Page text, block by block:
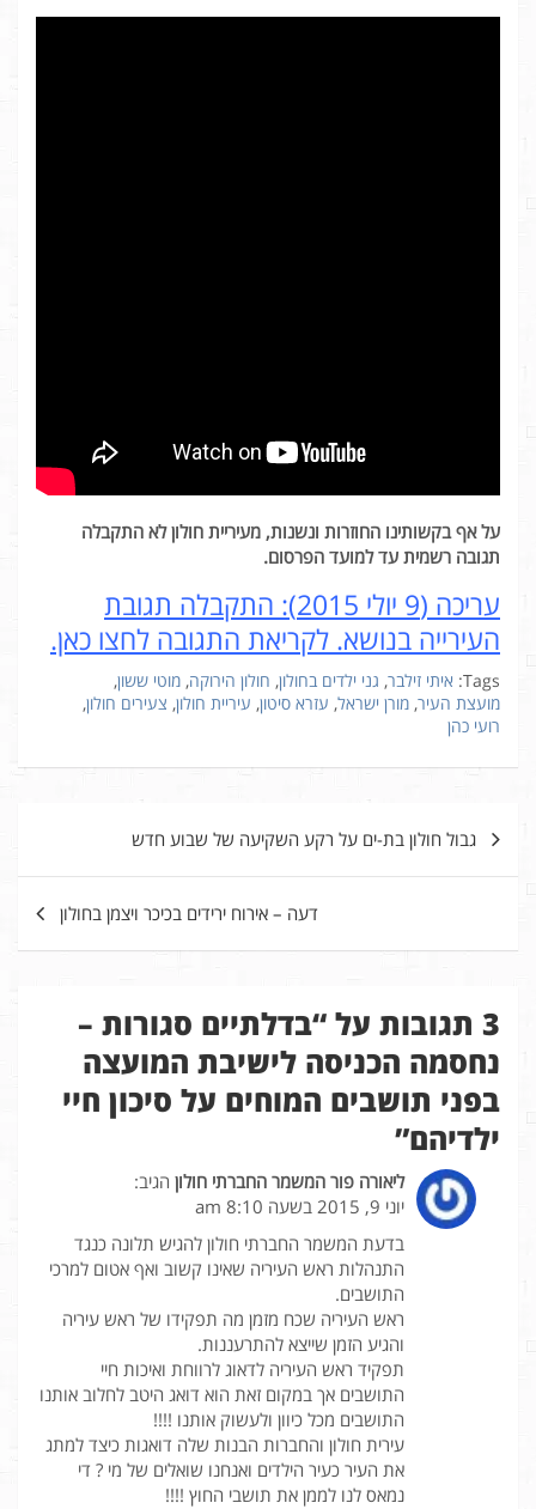
על אף בקשותינו החוזרות ונשנות, מעיריית חולון לא התקבלה
תגובה רשמית עד למועד הפרסום.
עריכה (9 יולי 2015): התקבלה תגובת
העירייה בנושא. לקריאת התגובה לחצו כאן.
Tags: איתי זילבר, גני ילדים בחולון, חולון הירוקה, מוטי ששון,
מועצת העיר, מורן ישראל, עזרא סיטון, עיריית חולון, צעירים חולון,
רועי כהן
גבול חולון בת-ים על רקע השקיעה של שבוע חדש
דעה – אירוח ירידים בכיכר ויצמן בחולון
3 תגובות על “
בדלתיים סגורות –
נחסמה הכניסה לישיבת המועצה
בפני תושבים המוחים על סיכון חיי
ילדיהם”
ליאורה פור המשמר החברתי חולון הגיב:
יוני 9, 2015 בשעה 8:10 am
בדעת המשמר החברתי חולון להגיש תלונה כנגד
התנהלות ראש העיריה שאינו קשוב ואף אטום למרכי
התושבים.
ראש העיריה שכח מזמן מה תפקידו של ראש עיריה
והגיע הזמן שייצא להתרעננות.
תפקיד ראש העיריה לדאוג לרווחת ואיכות חיי
התושבים אך במקום זאת הוא דואג היטב לחלוב אותנו
התושבים מכל כיוון ולעשוק אותנו !!!!
עירית חולון והחברות הבנות שלה דואגות כיצד למתג
את העיר כעיר הילדים ואנחנו שואלים של מי ? די
נמאס לנו לממן את תושבי החוץ !!!!